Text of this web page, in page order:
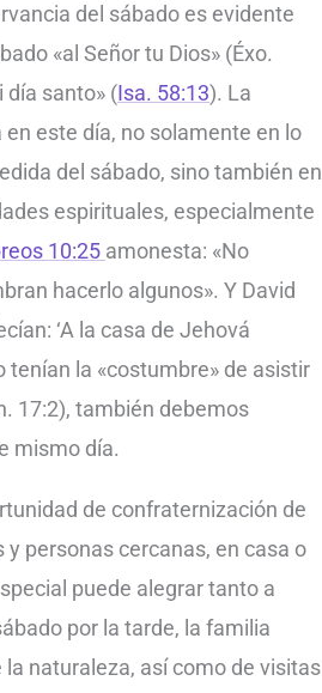
del sábado es evidente
«al Señor tu Dios» (Éxo.
día santo» (Isa. 58:13). La
este día, no solamente en lo
del sábado, sino también en
espirituales, especialmente
10:25 amonesta: «No
hacerlo algunos». Y David
‘A la casa de Jehová
tenían la «costumbre» de asistir
17:2), también debemos
mismo día.
de confraternización de
personas cercanas, en casa o
puede alegrar tanto a
por la tarde, la familia
naturaleza, así como de visitas